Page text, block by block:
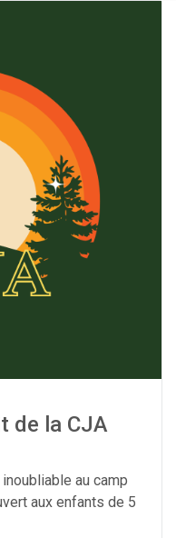
de la CJA
au camp
aux enfants de 5